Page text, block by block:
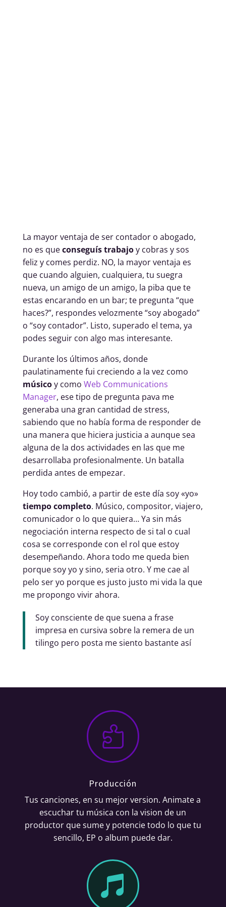
La mayor ventaja de ser contador o abogado,
no es queconseguís trabajoy cobras y sos
feliz y comes perdiz. NO, la mayor ventaja es
que cuando alguien, cualquiera, tu suegra
nueva, un amigo de un amigo, la piba que te
estas encarando en un bar; te pregunta “que
haces?”, respondes velozmente “soy abogado”
o “soy contador”. Listo, superado el tema, ya
podes seguir con algo mas interesante.
Durante los últimos años, donde
paulatinamente fui creciendo a la vez como
músicoy como Web Communications
Manager, ese tipo de pregunta pava me
generaba una gran cantidad de stress,
sabiendo que no había forma de responder de
una manera que hiciera justicia a aunque sea
alguna de la dos actividades en las que me
desarrollaba profesionalmente. Un batalla
perdida antes de empezar.
Hoy todo cambió, a partir de este día soy «yo»
tiempo completo. Músico, compositor, viajero,
comunicador o lo que quiera… Ya sin más
negociación interna respecto de si tal o cual
cosa se corresponde con el rol que estoy
desempeñando. Ahora todo me queda bien
porque soy yo y sino, seria otro. Y me cae al
pelo ser yo porque es justo justo mi vida la que
me propongo vivir ahora.
Soy consciente de que suena a frase
impresa en cursiva sobre la remera de un
tilingo pero posta me siento bastante así

Producción
Tus canciones, en su mejor version. Animate a
escuchar tu música con la vision de un
productor que sume y potencie todo lo que tu
sencillo, EP o album puede dar.
